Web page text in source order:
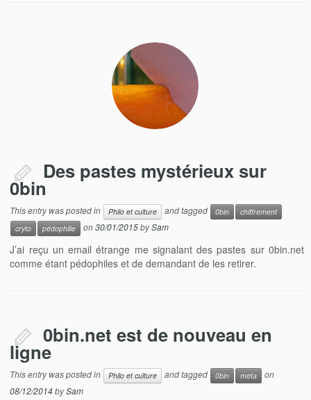
Des pastes mystérieux sur
0bin
This entry was posted in Philo et culture and tagged 0bin
chiffrement
cryto
pédophilie on30/01/2015bySam
J’ai reçu un email étrange me signalant des pastes sur 0bin.net
comme étant pédophiles et de demandant de les retirer.
0bin.net est de nouveau en
ligne
This entry was posted in Philo et culture and tagged 0bin meta
on
08/12/2014bySam